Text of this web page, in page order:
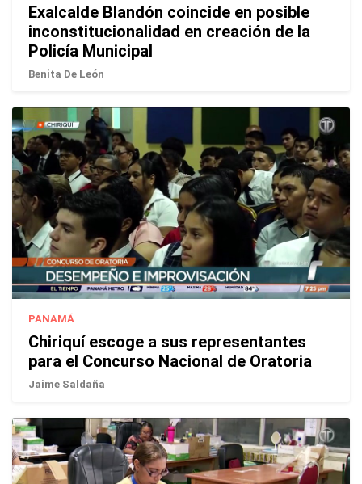
Exalcalde Blandón coincide en posible
inconstitucionalidad en creación de la
Policía Municipal
Benita De León
PANAMÁ
Chiriquí escoge a sus representantes
para el Concurso Nacional de Oratoria
Jaime Saldaña